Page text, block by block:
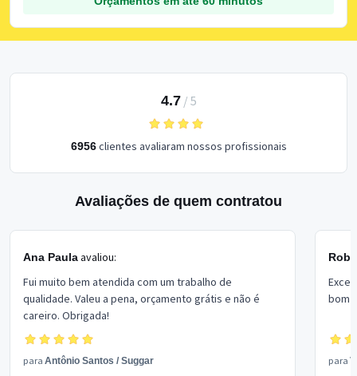
4.7/ 5
6956clientes avaliaram nossos profissionais
Avaliações de quem contratou
Ana Paulaavaliou:
Fui muito bem atendida com um trabalho de
qualidade. Valeu a pena, orçamento grátis e não é
careiro. Obrigada!
para Antônio Santos / Suggar
bom
para